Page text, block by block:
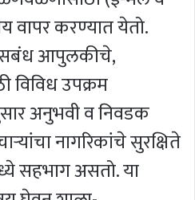
करण्‍यात येतो.
आपुलकीचे,
विविध उपक्रम
अनुभवी व निवडक
नागरिकांचे सुरक्षिते
सहभाग असतो. या